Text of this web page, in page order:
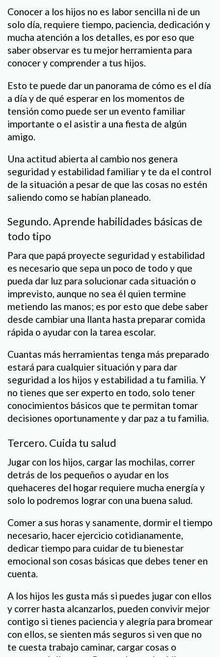
Conocer a los hijos no es labor sencilla ni de un
solo día, requiere tiempo, paciencia, dedicación y
mucha atención a los detalles, es por eso que
saber observar es tu mejor herramienta para
conocer y comprender a tus hijos.
Esto te puede dar un panorama de cómo es el día
a día y de qué esperar en los momentos de
tensión como puede ser un evento familiar
importante o el asistir a una fiesta de algún
amigo.
Una actitud abierta al cambio nos genera
seguridad y estabilidad familiar y te da el control
de la situación a pesar de que las cosas no estén
saliendo como se habían planeado.
Segundo. Aprende habilidades básicas de
todo tipo
Para que papá proyecte seguridad y estabilidad
es necesario que sepa un poco de todo y que
pueda dar luz para solucionar cada situación o
imprevisto, aunque no sea él quien termine
metiendo las manos; es por esto que debe saber
desde cambiar una llanta hasta preparar comida
rápida o ayudar con la tarea escolar.
Cuantas más herramientas tenga más preparado
estará para cualquier situación y para dar
seguridad a los hijos y estabilidad a tu familia. Y
no tienes que ser experto en todo, solo tener
conocimientos básicos que te permitan tomar
decisiones oportunamente y dar paz a tu familia.
Tercero. Cuida tu salud
Jugar con los hijos, cargar las mochilas, correr
detrás de los pequeños o ayudar en los
quehaceres del hogar requiere mucha energía y
solo lo podremos lograr con una buena salud.
Comer a sus horas y sanamente, dormir el tiempo
necesario, hacer ejercicio cotidianamente,
dedicar tiempo para cuidar de tu bienestar
emocional son cosas básicas que debes tener en
cuenta.
A los hijos les gusta más si puedes jugar con ellos
y correr hasta alcanzarlos, pueden convivir mejor
contigo si tienes paciencia y alegría para bromear
con ellos, se sienten más seguros si ven que no
te cuesta trabajo caminar, cargar cosas o